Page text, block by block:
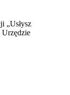
„Usłysz
Urzędzie